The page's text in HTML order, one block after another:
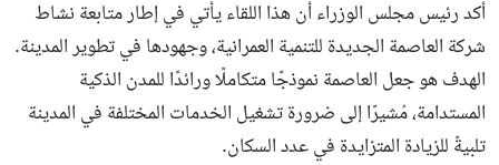
أكد رئيس مجلس الوزراء أن هذا اللقاء يأتي في إطار متابعة نشاط
شركة العاصمة الجديدة للتنمية العمرانية، وجهودها في تطوير المدينة.
الهدف هو جعل العاصمة نموذجًا متكاملًا ورائدًا للمدن الذكية
المستدامة، مُشيرًا إلى ضرورة تشغيل الخدمات المختلفة في المدينة
تلبيةً للزيادة المتزايدة في عدد السكان.